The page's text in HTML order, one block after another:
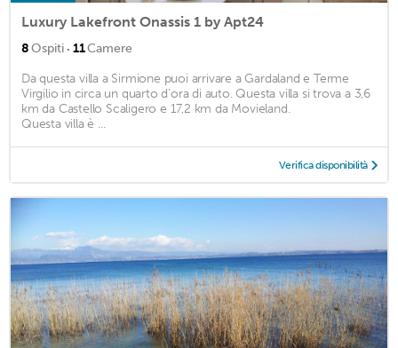
Luxury Lakefront Onassis 1 by Apt24
8Ospiti · 11Camere
Da questa villa a Sirmione puoi arrivare a Gardaland e Terme
Virgilio in circa un quarto d'ora di auto. Questa villa si trova a 3,6
km da Castello Scaligero e 17,2 km da Movieland.
Questa villa è ...
Verifica disponibilità